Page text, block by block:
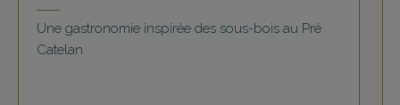
Une gastronomie inspirée des sous-bois au Pré
Catelan